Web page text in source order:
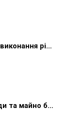
Заява про примусове виконання рішення (зразок, шаблон 2025 року)
Декларація про доходи та майно боржника фізичної особи (бланк) + інструкція